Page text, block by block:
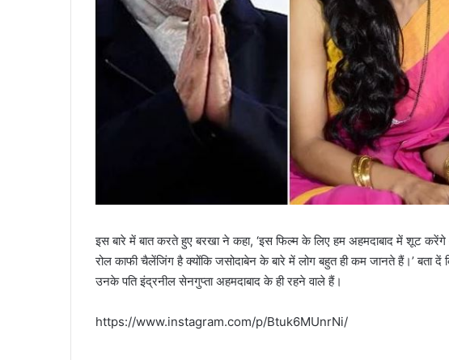
इस बारे में बात करते हुए बरखा ने कहा, ‘इस फिल्म के लिए हम अहमदाबाद में शूट
रोल काफी चैलेंजिंग है क्योंकि जसोदाबेन के बारे में लोग बहुत ही कम जानते हैं।’ बता दें
उनके पति इंद्रनील सेनगुप्ता अहमदाबाद के ही रहने वाले हैं।
https://www.instagram.com/p/Btuk6MUnrNi/